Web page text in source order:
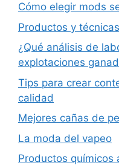
Cómo elegir mods
Productos y
¿Qué análisis de
explotaciones
Tips para crear
calidad
Mejores cañas de
La moda del vapeo
Productos químicos